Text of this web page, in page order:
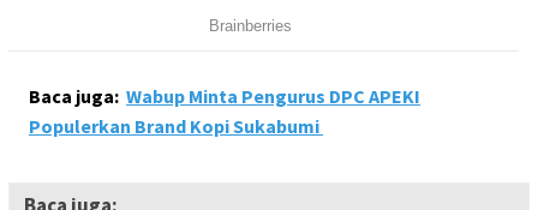
Baca juga: Wabup Minta Pengurus DPC APEKI
Populerkan Brand Kopi Sukabumi